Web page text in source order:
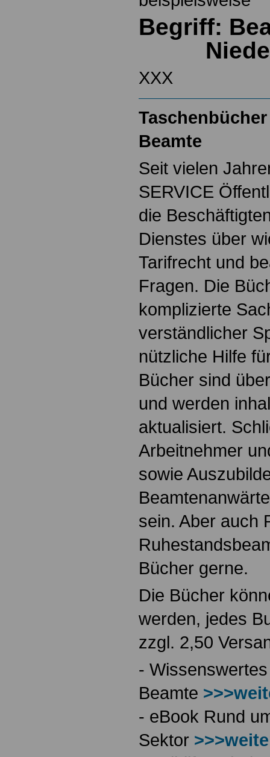
Begriff:
XXX
Beamte
Seit vielen
SERVICE
die
Dienstes über
Tarifrecht und
Fragen. Die
komplizierte
verständlicher
nützliche Hilfe
Bücher sind
und werden
aktualisiert.
Arbeitnehmer
sowie
sein. Aber auch
Bücher gerne.
Die Bücher
werden, jedes
zzgl. 2,50
-
Beamte
- eBook Rund
Sektor